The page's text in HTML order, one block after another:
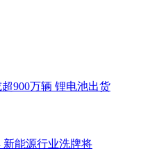
900万辆 锂电池出货
新能源行业洗牌将